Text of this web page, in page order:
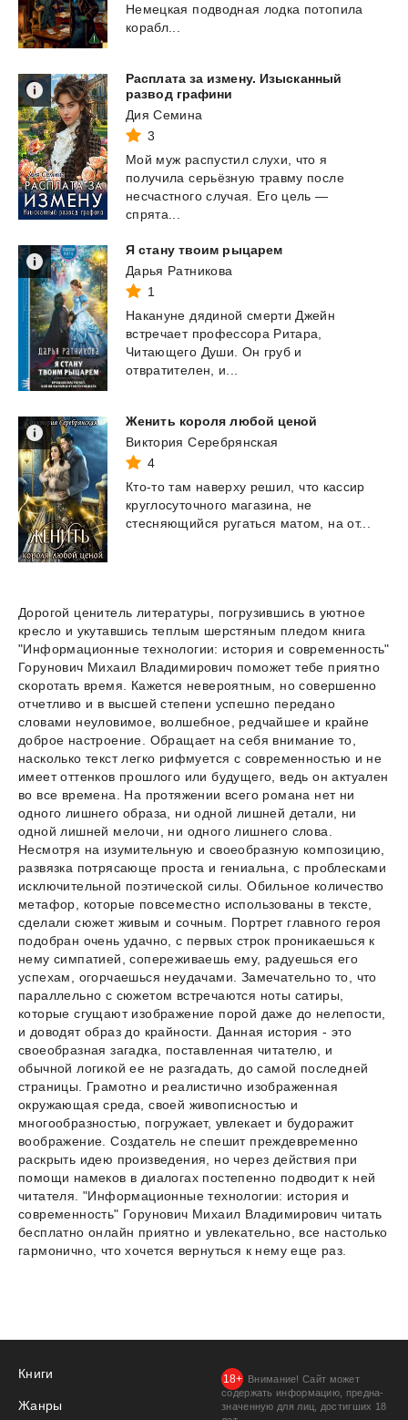
Немецкая подводная лодка потопила
корабл...
Расплата за измену. Изысканный
развод графини
Дия Семина
3
Мой муж распустил слухи, что я
получила серьёзную травму после
несчастного случая. Его цель —
спрята...
Я стану твоим рыцарем
Дарья Ратникова
1
Накануне дядиной смерти Джейн
встречает профессора Ритара,
Читающего Души. Он груб и
отвратителен, и...
Женить короля любой ценой
Виктория Серебрянская
4
Кто-то там наверху решил, что кассир
круглосуточного магазина,
не
стесняющийся ругаться матом, на от...
Дорогой ценитель литературы, погрузившись в уютное
кресло и укутавшись теплым шерстяным пледом книга
"Информационные технологии: история и современность"
Горунович Михаил Владимирович поможет тебе приятно
скоротать время. Кажется невероятным, но совершенно
отчетливо и в высшей степени успешно передано
словами неуловимое, волшебное, редчайшее и крайне
доброе настроение. Обращает на себя внимание то,
насколько текст легко рифмуется с современностью и не
имеет оттенков прошлого или будущего, ведь он актуален
во все времена. На протяжении всего романа нет ни
одного лишнего образа, ни одной лишней детали, ни
одной лишней мелочи, ни одного лишнего слова.
Несмотря на изумительную и своеобразную композицию,
развязка потрясающе проста и гениальна, с проблесками
исключительной поэтической силы. Обильное количество
метафор, которые повсеместно использованы в тексте,
сделали сюжет живым и сочным. Портрет главного героя
подобран очень удачно, с первых строк проникаешься к
нему симпатией, сопереживаешь ему, радуешься его
успехам, огорчаешься неудачами. Замечательно то, что
параллельно с сюжетом встречаются ноты сатиры,
которые сгущают изображение порой даже до нелепости,
и доводят образ до крайности. Данная история - это
своеобразная загадка, поставленная читателю, и
обычной логикой ее не разгадать, до самой последней
страницы. Грамотно и реалистично изображенная
окружающая среда, своей живописностью и
многообразностью, погружает, увлекает и будоражит
воображение. Создатель не спешит преждевременно
раскрыть идею произведения, но через действия при
помощи намеков в диалогах постепенно подводит к ней
читателя. "Информационные технологии: история и
современность" Горунович Михаил Владимирович читать
бесплатно онлайн приятно и увлекательно, все настолько
гармонично, что хочется вернуться к нему еще раз.
Книги
Жанры
Внимание! Сайт может
содержать информацию, предна­
значенную для лиц, дости­гших 18